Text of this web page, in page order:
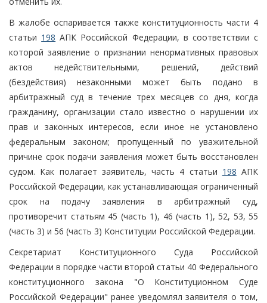
В жалобе оспаривается также конституционность части 4
статьи 198 АПК Российской Федерации, в соответствии с
которой заявление о признании ненормативных правовых
актов недействительными, решений, действий
(бездействия) незаконными может быть подано в
арбитражный суд в течение трех месяцев со дня, когда
гражданину, организации стало известно о нарушении их
прав и законных интересов, если иное не установлено
федеральным законом; пропущенный по уважительной
причине срок подачи заявления может быть восстановлен
судом. Как полагает заявитель, часть 4 статьи 198 АПК
Российской Федерации, как устанавливающая ограниченный
срок на подачу заявления в арбитражный суд,
противоречит статьям 45 (часть 1), 46 (часть 1), 52, 53, 55
(часть 3) и 56 (часть 3) Конституции Российской Федерации.
Секретариат Конституционного Суда Российской
Федерации в порядке части второй статьи 40 Федерального
конституционного закона "О Конституционном Суде
Российской Федерации" ранее уведомлял заявителя о том,